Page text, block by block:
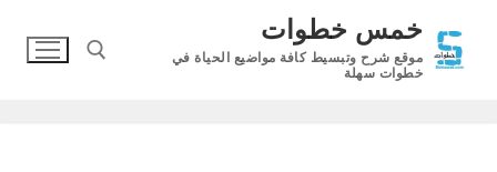
المحتوى
خمس خطوات
موقع شرح وتبسيط كافة مواضيع الحياة في
خطوات سهلة